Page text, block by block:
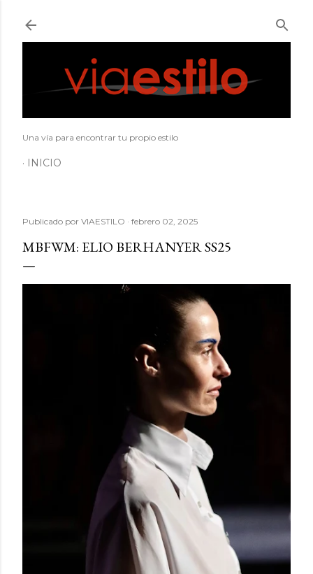
Una vía para encontrar tu propio estilo
INICIO
Publicado por VIAESTILO febrero 02, 2025
MBFWM: ELIO BERHANYER SS25